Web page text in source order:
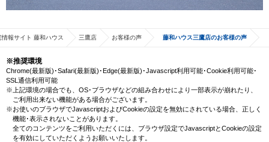
報サイト 藤和ハウス 三鷹店 お客様の声 藤和ハウス三鷹店のお客様の声
※推奨環境
Chrome(最新版)･Safari(最新版)･Edge(最新版)･Javascript利用可能･Cookie利用可能･
SSL通信利用可能
※上記環境の場合でも、OS･ブラウザなどの組み合わせにより一部表示が崩れたり、
ご利用出来ない機能がある場合がございます。
※お使いのブラウザでJavascriptおよびCookieの設定を無効にされている場合、正しく
機能･表示されないことがあります。
全てのコンテンツをご利用いただくには、ブラウザ設定でJavascriptとCookieの設定
を有効にしていただくようお願いいたします。